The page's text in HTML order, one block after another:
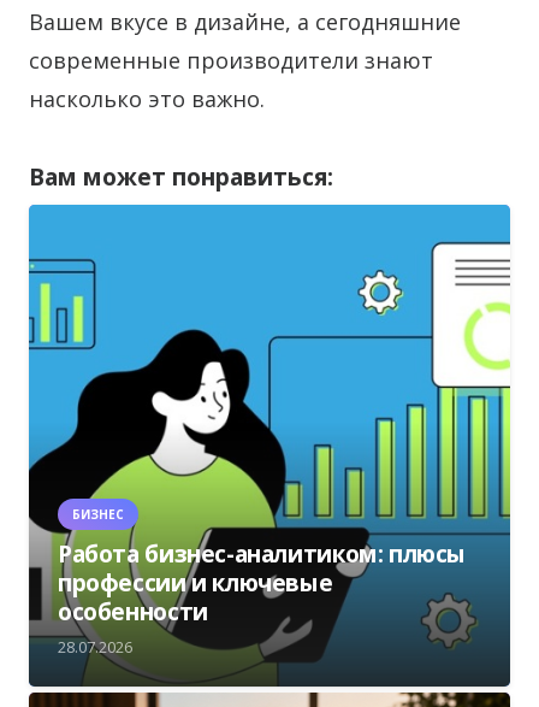
Вашем вкусе в дизайне, а сегодняшние
современные производители знают
насколько это важно.
Вам может понравиться:
БИЗНЕС
Работа бизнес-аналитиком: плюсы
профессии и ключевые
особенности
28.07.2026